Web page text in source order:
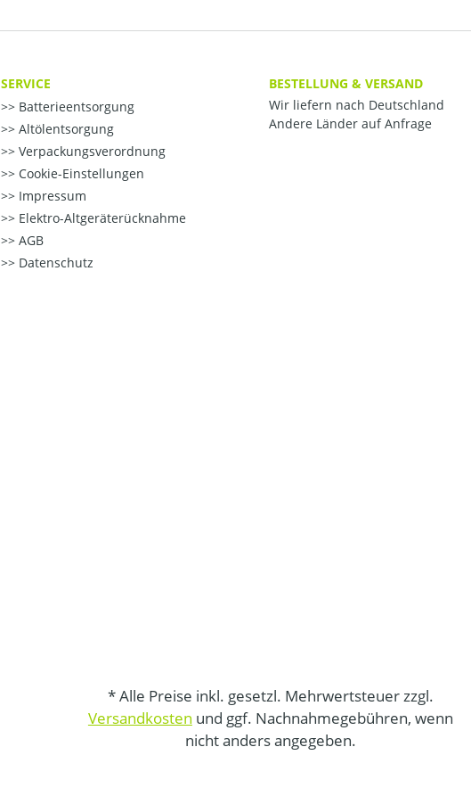
SERVICE
Batterieentsorgung
Altölentsorgung
Verpackungsverordnung
Cookie-Einstellungen
Impressum
Elektro-Altgeräterücknahme
AGB
Datenschutz
BESTELLUNG & VERSAND
Wir liefern nach Deutschland
Andere Länder auf Anfrage
* Alle Preise inkl. gesetzl. Mehrwertsteuer zzgl.
Versandkosten und ggf. Nachnahmegebühren, wenn
nicht anders angegeben.